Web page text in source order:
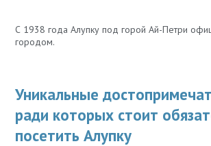
С 1938 года Алупку под горой Ай-Петри
городом.
Уникальные
ради которых стоит
посетить Алупку